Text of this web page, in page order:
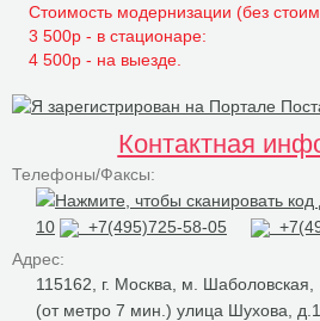
Стоимость модернизации (без
3 500р - в стационаре:
4 500р - на выезде.
Контактная
Телефоны/Факсы:
10
+7(495)725-58-05
Адрес:
115162, г. Москва, м. Шаболовская,
(от метро 7 мин.) улица Шухова,